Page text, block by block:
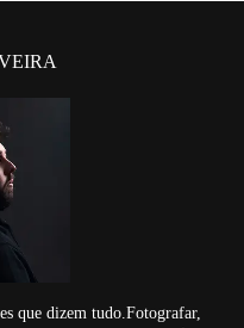
que dizem tudo.Fotografar,